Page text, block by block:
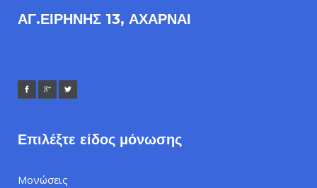
ΑΓ.ΕΙΡΗΝΗΣ 13, ΑΧΑΡΝΑΙ
Επιλέξτε είδος μόνωσης
Μονώσεις